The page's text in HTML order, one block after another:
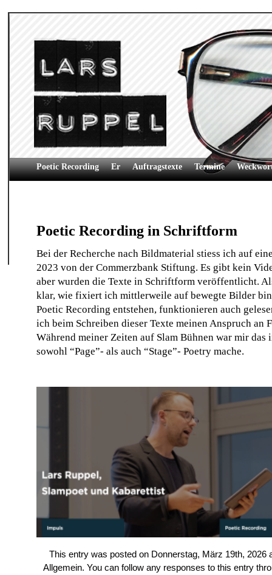
Poetic Recording Er Auftragstexte Termine
Poetic Recording in Schriftform
Bei der Recherche nach Bildmaterial stiess ich auf
2023 von der Commerzbank Stiftung. Es gibt kein
aber wurden die Texte in Schriftform veröffentlicht.
klar, wie fixiert ich mittlerweile auf bewegte Bilder
Poetic Recording entstehen, funktionieren auch
ich beim Schreiben dieser Texte meinen Anspruch an
Während meiner Zeiten auf Slam Bühnen war mir das
sowohl “Page”- als auch “Stage”- Poetry mache.
This entry was posted on Donnerstag, März 19th, 2026
Allgemein. You can follow any responses to this entry